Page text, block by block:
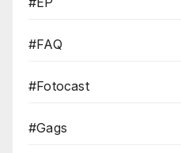
#FAQ
#Fotocast
#Gags